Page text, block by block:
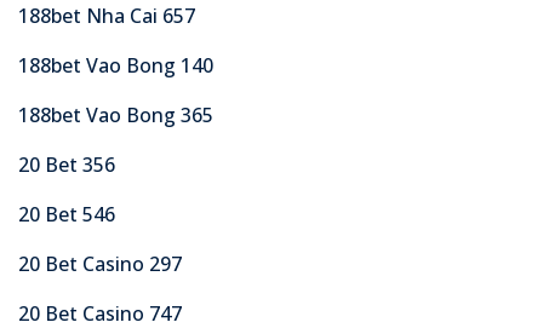
188bet Nha Cai 657
188bet Vao Bong 140
188bet Vao Bong 365
20 Bet 356
20 Bet 546
20 Bet Casino 297
20 Bet Casino 747